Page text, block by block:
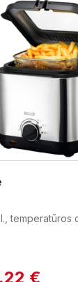
temperatūros
€